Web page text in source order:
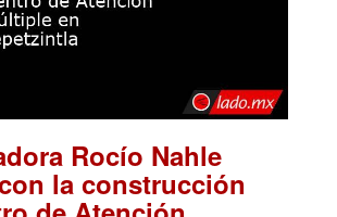
Rocío Nahle
la construcción